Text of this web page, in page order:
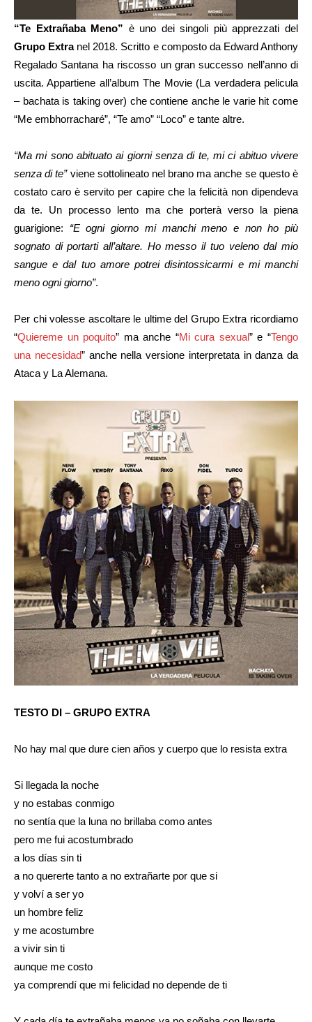
“Te Extrañaba Meno” è uno dei singoli più apprezzati del
Grupo Extranel 2018. Scritto e composto da Edward Anthony
Regalado Santana ha riscosso un gran successo nell’anno di
uscita. Appartiene all’album The Movie (La verdadera pelicula
– bachata is taking over) che contiene anche le varie hit come
“Me embhorracharé”, “Te amo” “Loco” e tante altre.
“Ma mi sono abituato ai giorni senza di te, mi ci abituo vivere
senza di te”viene sottolineato nel brano ma anche se questo è
costato caro è servito per capire che la felicità non dipendeva
da te. Un processo lento ma che porterà verso la piena
guarigione: “E ogni giorno mi manchi meno e non ho più
sognato di portarti all’altare. Ho messo il tuo veleno dal mio
sangue e dal tuo amore potrei disintossicarmi e mi manchi
meno ogni giorno”.
Per chi volesse ascoltare le ultime del Grupo Extra ricordiamo
“Quiereme un poquito” ma anche “Mi cura sexual” e “Tengo
una necesidad” anche nella versione interpretata in danza da
Ataca y La Alemana.
TESTO DI – GRUPO EXTRA
No hay mal que dure cien años y cuerpo que lo resista extra
Si llegada la noche
y no estabas conmigo
no sentía que la luna no brillaba como antes
pero me fui acostumbrado
a los días sin ti
a no quererte tanto a no extrañarte por que si
y volví a ser yo
un hombre feliz
y me acostumbre
a vivir sin ti
aunque me costo
ya comprendí que mi felicidad no depende de ti